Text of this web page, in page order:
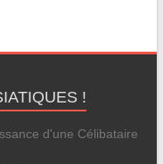
!
d'une Célibataire